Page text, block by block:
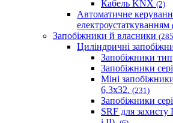
Кабель KNX (2)
Автоматичне
електроустаткуванням
Запобіжники й власники
Циліндричні
Запобіжники
Запобіжники
Міні
6,3x32. (231)
Запобіжники
SRF для